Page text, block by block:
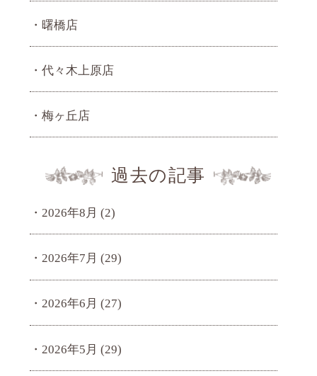
曙橋店
代々木上原店
梅ヶ丘店
過去の記事
2026年8月 (2)
2026年7月 (29)
2026年6月 (27)
2026年5月 (29)